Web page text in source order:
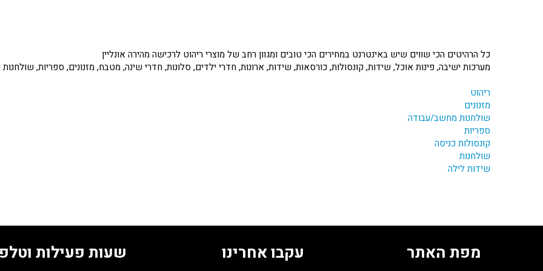
כל הרהיטים הכי שווים שיש באינטרנט במחירים הכי טובים ומגוון רחב של מוצרי ריהוט לרכישה מהירה אונליין
מערכות ישיבה, פינות אוכל, שידות, קונסולות, כורסאות, שידות, ארונות, חדרי ילדים, סלונות, חדרי שינה, מטבח, מזנונים, ספריות,
ריהוט
מזנונים
שולחנות מחשב/עבודה
ספריות
קונסולות כניסה
שולחנות
שידות לילה
מפת האתר עקבו אחרינו שעות פעילות